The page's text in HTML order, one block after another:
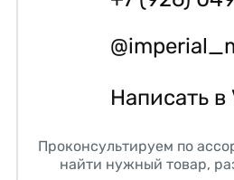
Написать в
Проконсультируем по
найти нужный товар,